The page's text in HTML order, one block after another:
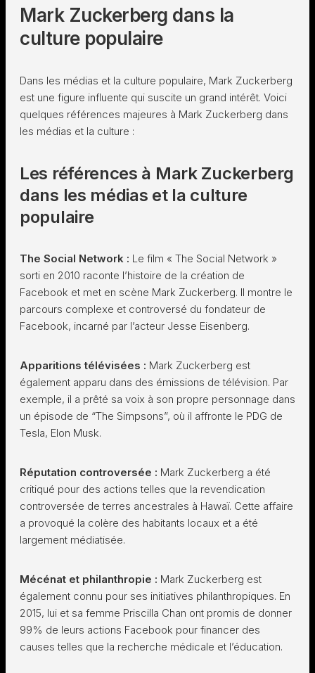
Mark Zuckerberg dans la
culture populaire
Dans les médias et la culture populaire, Mark Zuckerberg
est une figure influente qui suscite un grand intérêt. Voici
quelques références majeures à Mark Zuckerberg dans
les médias et la culture :
Les références à Mark Zuckerberg
dans les médias et la culture
populaire
The Social Network : Le film « The Social Network »
sorti en 2010 raconte l’histoire de la création de
Facebook et met en scène Mark Zuckerberg. Il montre le
parcours complexe et controversé du fondateur de
Facebook, incarné par l’acteur Jesse Eisenberg.
Apparitions télévisées : Mark Zuckerberg est
également apparu dans des émissions de télévision. Par
exemple, il a prêté sa voix à son propre personnage dans
un épisode de “The Simpsons”, où il affronte le PDG de
Tesla, Elon Musk.
Réputation controversée : Mark Zuckerberg a été
critiqué pour des actions telles que la revendication
controversée de terres ancestrales à Hawaï. Cette affaire
a provoqué la colère des habitants locaux et a été
largement médiatisée.
Mécénat et philanthropie : Mark Zuckerberg est
également connu pour ses initiatives philanthropiques. En
2015, lui et sa femme Priscilla Chan ont promis de donner
99% de leurs actions Facebook pour financer des
causes telles que la recherche médicale et l’éducation.